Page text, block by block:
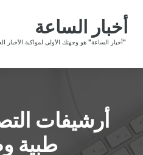
أخبار الساعة
"أخبار الساعة" هو وجهتك الأولى لمواكبة الأخبار
أرشيفات
طبية